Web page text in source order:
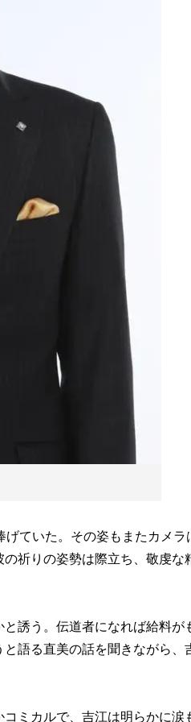
ていた。その姿もまたカメラ
祈りの姿勢は際立ち、敬虔な
誘う。伝道者になれば給料が
語る直美の話を聞きながら、
ミカルで、吉江は明らかに涙